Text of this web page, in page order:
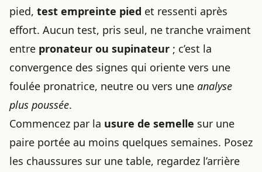
pied, test empreinte pied et ressenti après
effort. Aucun test, pris seul, ne tranche vraiment
entre pronateur ou supinateur ; c’est la
convergence des signes qui oriente vers une
foulée pronatrice, neutre ou vers une analyse
plus poussée.
Commencez par la usure de semelle sur une
paire portée au moins quelques semaines. Posez
les chaussures sur une table, regardez l’arrière